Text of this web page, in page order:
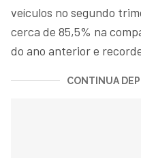
veículos no segundo
cerca de 85,5% na
do ano anterior e
CONTINUA